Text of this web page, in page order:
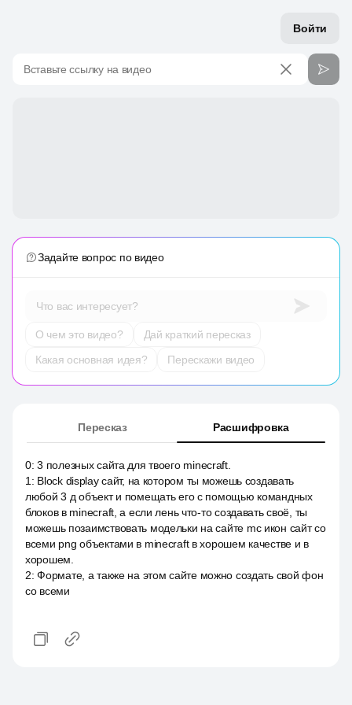
Войти
Вставьте ссылку на видео
Задайте вопрос по видео
Что вас интересует?
О чем это видео?
Дай краткий пересказ
Какая основная идея?
Перескажи видео
Пересказ Расшифровка
0:3 полезных сайта для твоего minecraft.
1 : Block display сайт, на котором ты можешь создавать
любой 3 д объект и помещать его с помощью командных
блоков в minecraft, а если лень что-то создавать своё, ты
можешь позаимствовать модельки на сайте mc икон сайт со
всеми png объектами в minecraft в хорошем качестве и в
хорошем.
2:Формате, а также на этом сайте можно создать свой фон
со всеми